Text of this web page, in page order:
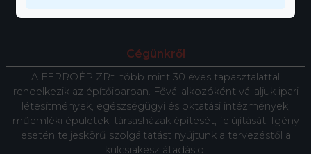
Cégünkről
A FERROÉP ZRt. több mint 30 éves tapasztalattal
rendelkezik az építőiparban. Fővállalkozóként vállaljuk ipari
létesítmények, egészségügyi és oktatási intézmények,
műemléki épületek, társasházak építését, felújítását. Igény
esetén teljeskörű szolgáltatást nyújtunk a tervezéstől a
kulcsrakész átadásig.